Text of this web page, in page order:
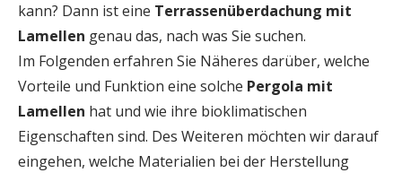
kann? Dann ist eine Terrassenüberdachung mit
Lamellen genau das, nach was Sie suchen.
Im Folgenden erfahren Sie Näheres darüber, welche
Vorteile und Funktion eine solche Pergola mit
Lamellen hat und wie ihre bioklimatischen
Eigenschaften sind. Des Weiteren möchten wir darauf
eingehen, welche Materialien bei der Herstellung